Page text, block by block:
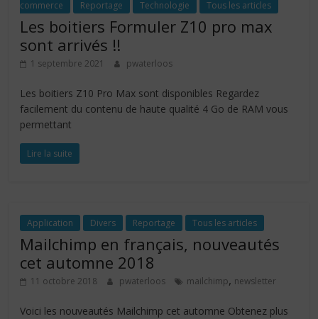
commerce
Reportage Technologie Tous les articles
Les boitiers Formuler Z10 pro max
sont arrivés !!
1 septembre 2021 pwaterloos
Les boitiers Z10 Pro Max sont disponibles Regardez
facilement du contenu de haute qualité 4 Go de RAM vous
permettant
Lire la suite
Application Divers Reportage Tous les articles
Mailchimp en français, nouveautés
cet automne 2018
11 octobre 2018 pwaterloos mailchimp, newsletter
Voici les nouveautés Mailchimp cet automne Obtenez plus